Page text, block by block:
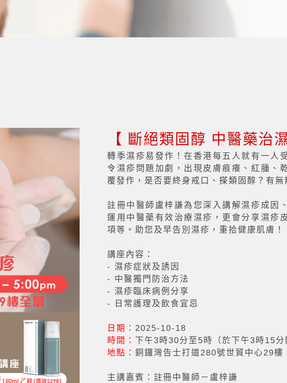
【 斷絕類固醇 中醫藥治
轉季濕疹易發作！在香港每五人就有一人
令濕疹問題加劇，出現皮膚痕癢、紅腫、
覆發作，是否要終身戒口、搽類固醇？有無
註冊中醫師盧梓謙為您深入講解濕疹成因
運用中醫藥有效治療濕疹，更會分享濕疹
項等。助您及早告別濕疹，重拾健康肌膚！
講座內容：
- 濕疹症狀及誘因
- 中醫獨門防治方法
- 濕疹臨床病例分享
- 日常護理及飲食宜忌
日期： 2025-10-18
時間： 下午3時30分至5時（於下午3時15分
地點： 銅鑼灣告士打道280號世貿中心29樓
主講嘉賓：註冊中醫師－盧梓謙